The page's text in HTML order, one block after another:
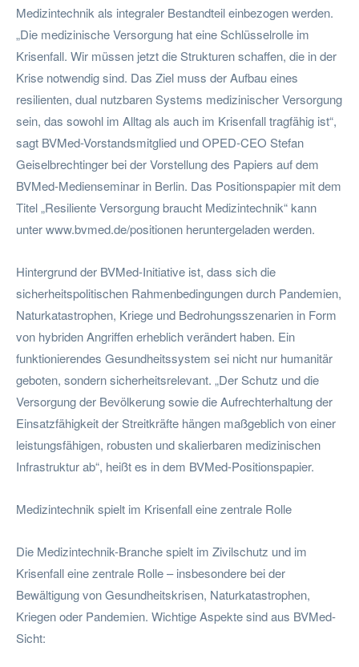
Medizintechnik als integraler Bestandteil einbezogen werden.
„Die medizinische Versorgung hat eine Schlüsselrolle im
Krisenfall. Wir müssen jetzt die Strukturen schaffen, die in der
Krise notwendig sind. Das Ziel muss der Aufbau eines
resilienten, dual nutzbaren Systems medizinischer Versorgung
sein, das sowohl im Alltag als auch im Krisenfall tragfähig ist“,
sagt BVMed-Vorstandsmitglied und OPED-CEO Stefan
Geiselbrechtinger bei der Vorstellung des Papiers auf dem
BVMed-Medienseminar in Berlin. Das Positionspapier mit dem
Titel „Resiliente Versorgung braucht Medizintechnik“ kann
unter www.bvmed.de/positionen heruntergeladen werden.
Hintergrund der BVMed-Initiative ist, dass sich die
sicherheitspolitischen Rahmenbedingungen durch Pandemien,
Naturkatastrophen, Kriege und Bedrohungsszenarien in Form
von hybriden Angriffen erheblich verändert haben. Ein
funktionierendes Gesundheitssystem sei nicht nur humanitär
geboten, sondern sicherheitsrelevant. „Der Schutz und die
Versorgung der Bevölkerung sowie die Aufrechterhaltung der
Einsatzfähigkeit der Streitkräfte hängen maßgeblich von einer
leistungsfähigen, robusten und skalierbaren medizinischen
Infrastruktur ab“, heißt es in dem BVMed-Positionspapier.
Medizintechnik spielt im Krisenfall eine zentrale Rolle
Die Medizintechnik-Branche spielt im Zivilschutz und im
Krisenfall eine zentrale Rolle – insbesondere bei der
Bewältigung von Gesundheitskrisen, Naturkatastrophen,
Kriegen oder Pandemien. Wichtige Aspekte sind aus BVMed-
Sicht: